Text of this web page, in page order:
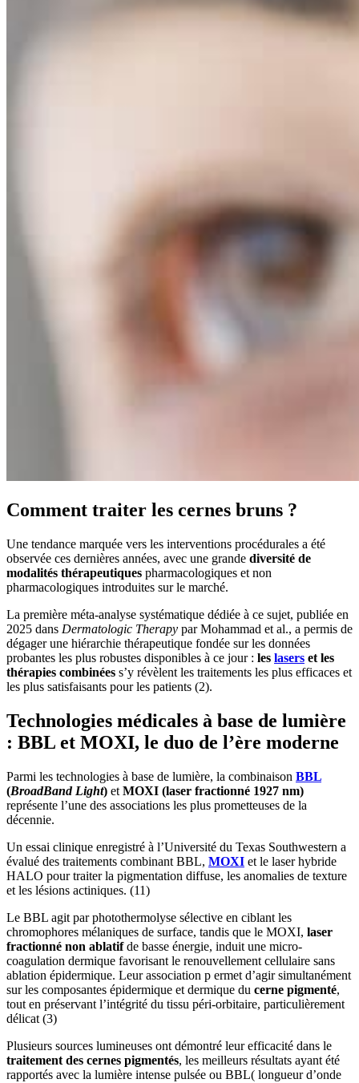
Comment traiter les cernes bruns ?
Une tendance marquée vers les interventions procédurales a été
observée ces dernières années, avec une grande diversité de
modalités thérapeutiques pharmacologiques et non
pharmacologiques introduites sur le marché.
La première méta-analyse systématique dédiée à ce sujet, publiée en
2025 dans Dermatologic Therapy par Mohammad et al., a permis de
dégager une hiérarchie thérapeutique fondée sur les données
probantes les plus robustes disponibles à ce jour : les lasers et les
thérapies combinées s’y révèlent les traitements les plus efficaces et
les plus satisfaisants pour les patients (2).
Technologies médicales à base de lumière
: BBL et MOXI, le duo de l’ère moderne
Parmi les technologies à base de lumière, la combinaison BBL
(BroadBand Light) et MOXI (laser fractionné 1927 nm)
représente l’une des associations les plus prometteuses de la
décennie.
Un essai clinique enregistré à l’Université du Texas Southwestern a
évalué des traitements combinant BBL, MOXI et le laser hybride
HALO pour traiter la pigmentation diffuse, les anomalies de texture
et les lésions actiniques. (11)
Le BBL agit par photothermolyse sélective en ciblant les
chromophores mélaniques de surface, tandis que le MOXI, laser
fractionné non ablatifde basse énergie, induit une micro-
coagulation dermique favorisant le renouvellement cellulaire sans
ablation épidermique. Leur association p ermet d’agir simultanément
sur les composantes épidermique et dermique du cerne pigmenté,
tout en préservant l’intégrité du tissu péri-orbitaire, particulièrement
délicat (3)
Plusieurs sources lumineuses ont démontré leur efficacité dans le
traitement des cernes pigmentés, les meilleurs résultats ayant été
rapportés avec la lumière intense pulsée ou BBL( longueur d’onde